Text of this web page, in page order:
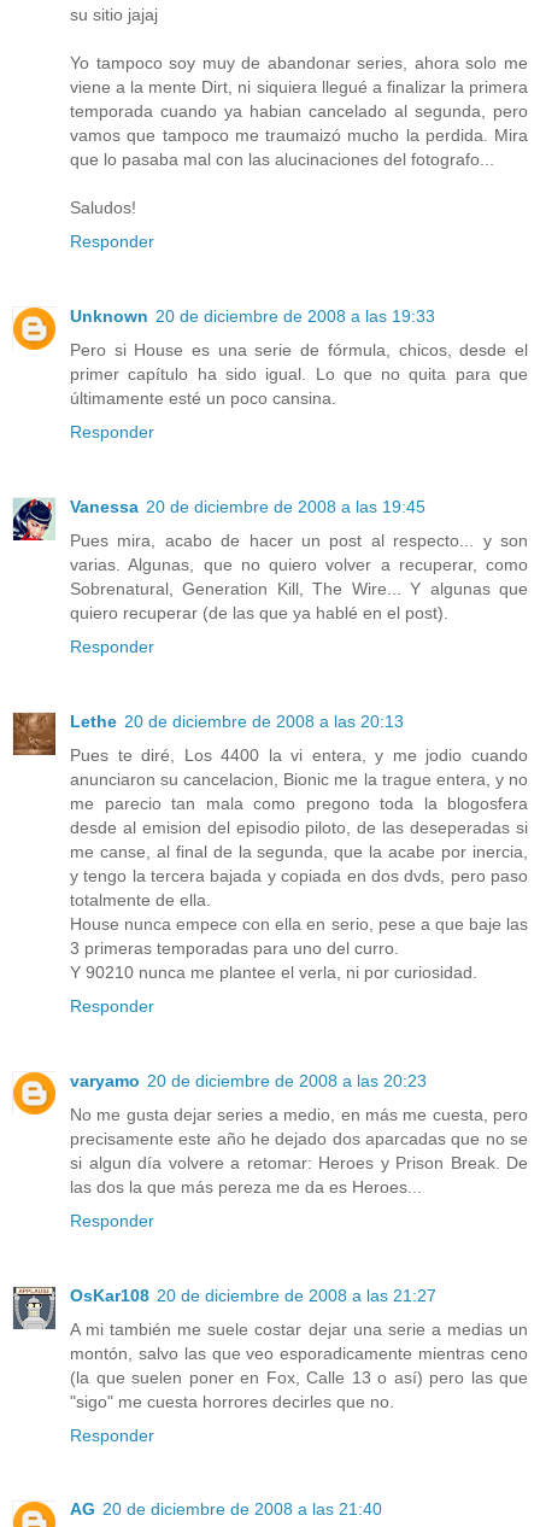
su sitio jajaj
Yo tampoco soy muy de abandonar series, ahora solo me
viene a la mente Dirt, ni siquiera llegué a finalizar la primera
temporada cuando ya habian cancelado al segunda, pero
vamos que tampoco me traumaizó mucho la perdida. Mira
que lo pasaba mal con las alucinaciones del fotografo...
Saludos!
Responder
Unknown 20 de diciembre de 2008 a las 19:33
Pero si House es una serie de fórmula, chicos, desde el
primer capítulo ha sido igual. Lo que no quita para que
últimamente esté un poco cansina.
Responder
Vanessa 20 de diciembre de 2008 a las 19:45
Pues mira, acabo de hacer un post al respecto... y son
varias. Algunas, que no quiero volver a recuperar, como
Sobrenatural, Generation Kill, The Wire... Y algunas que
quiero recuperar (de las que ya hablé en el post).
Responder
Lethe 20 de diciembre de 2008 a las 20:13
Pues te diré, Los 4400 la vi entera, y me jodio cuando
anunciaron su cancelacion, Bionic me la trague entera, y no
me parecio tan mala como pregono toda la blogosfera
desde al emision del episodio piloto, de las deseperadas si
me canse, al final de la segunda, que la acabe por inercia,
y tengo la tercera bajada y copiada en dos dvds, pero paso
totalmente de ella.
House nunca empece con ella en serio, pese a que baje las
3 primeras temporadas para uno del curro.
Y 90210 nunca me plantee el verla, ni por curiosidad.
Responder
varyamo 20 de diciembre de 2008 a las 20:23
No me gusta dejar series a medio, en más me cuesta, pero
precisamente este año he dejado dos aparcadas que no se
si algun día volvere a retomar: Heroes y Prison Break. De
las dos la que más pereza me da es Heroes...
Responder
OsKar108 20 de diciembre de 2008 a las 21:27
A mi también me suele costar dejar una serie a medias un
montón, salvo las que veo esporadicamente mientras ceno
(la que suelen poner en Fox, Calle 13 o así) pero las que
"sigo" me cuesta horrores decirles que no.
Responder
AG 20 de diciembre de 2008 a las 21:40